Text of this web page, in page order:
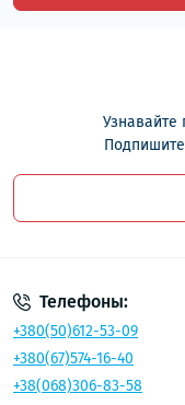
Узнавайте
Телефоны:
+380(50)612-53-09
+380(67)574-16-40
+38(068)306-83-58